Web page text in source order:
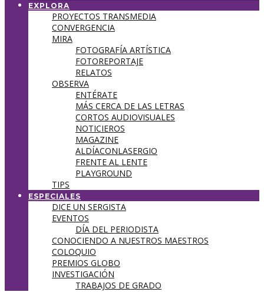
EXPLORA
PROYECTOS TRANSMEDIA
CONVERGENCIA
MIRA
FOTOGRAFÍA ARTÍSTICA
FOTOREPORTAJE
RELATOS
OBSERVA
ENTÉRATE
MÁS CERCA DE LAS LETRAS
CORTOS AUDIOVISUALES
NOTICIEROS
MAGAZINE
ALDÍACONLASERGIO
FRENTE AL LENTE
PLAYGROUND
TIPS
ESPECIALES
DICE UN SERGISTA
EVENTOS
DÍA DEL PERIODISTA
CONOCIENDO A NUESTROS MAESTROS
COLOQUIO
PREMIOS GLOBO
INVESTIGACIÓN
TRABAJOS DE GRADO